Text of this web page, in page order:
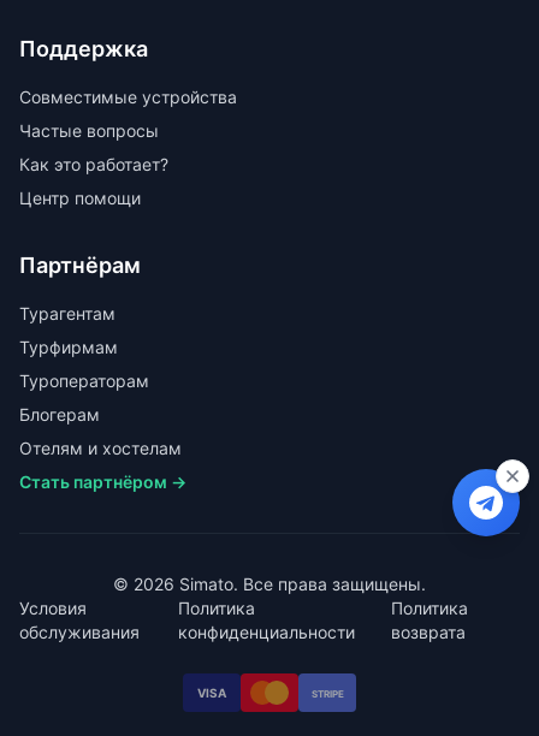
Поддержка
Совместимые устройства
Частые вопросы
Как это работает?
Центр помощи
Партнёрам
Турагентам
Турфирмам
Туроператорам
Блогерам
Отелям и хостелам
Стать партнёром →
© 2026 Simato. Все права защищены.
Условия
обслуживания
Политика
конфиденциальности
Политика
возврата
VISA STRIPE